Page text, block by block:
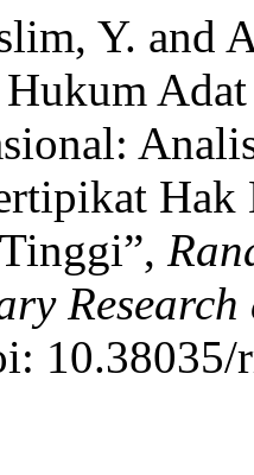
Y. and
Research